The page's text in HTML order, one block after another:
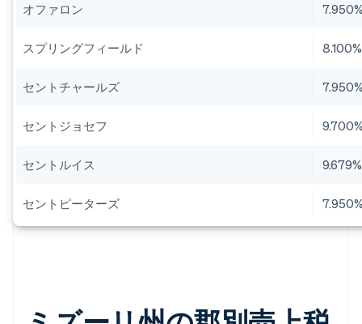
オファロン
スプリングフィールド 8.100%
セントチャールズ
セントジョセフ
セントルイス 9.679%
セントピーターズ